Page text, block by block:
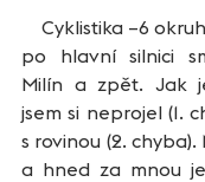
po hlavní silnici
Milín a zpět. Jak
jsem si neprojel (1.
s rovinou (2.
a hned za mnou